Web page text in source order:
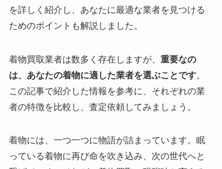
を詳しく紹介し、あなたに最適な業者を見つける
ためのポイントも解説しました。
着物買取業者は数多く存在しますが、 重要なの
は、あなたの着物に適した業者を選ぶことです。
この記事で紹介した情報を参考に、それぞれの業
者の特徴を比較し、査定依頼してみましょう。
着物には、一つ一つに物語が詰まっています。眠
っている着物に再び命を吹き込み、次の世代へと